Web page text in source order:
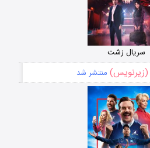
سریال زشت
منتشر شد